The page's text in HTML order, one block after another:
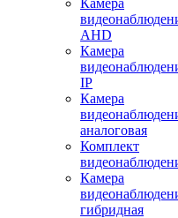
Камера
AHD
Камера
IP
Камера
аналоговая
Комплект
Камера
гибридная